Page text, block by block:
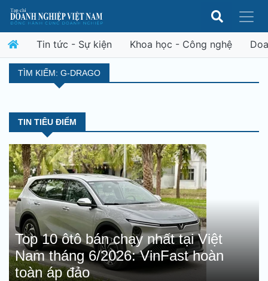
Tin tức - Sự kiện Khoa học - Công nghệ
TÌM KIẾM: G-DRAGO
TIN TIÊU ĐIỂM
Top 10 ôtô bán chạy nhất tại Việt
Nam tháng 6/2026: VinFast hoàn
toàn áp đảo